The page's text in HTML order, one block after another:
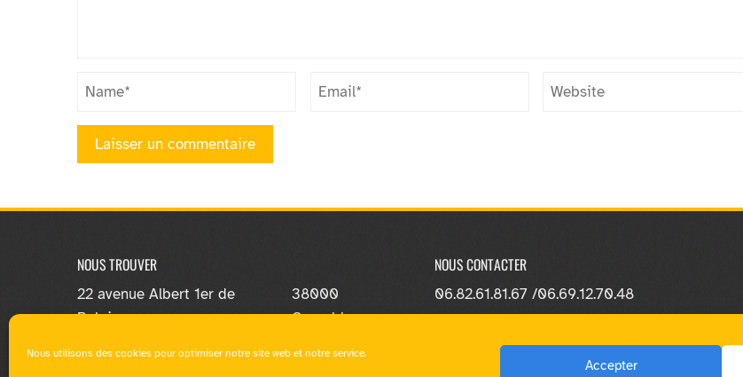
Nous utilisons des cookies pour optimiser notre site web et notre service.
Accepter
NOUS TROUVER
22 avenue Albert 1er de
Belgique
38000
Grenoble
NOUS CONTACTER
06.82.61.81.67 /06.69.12.70.48